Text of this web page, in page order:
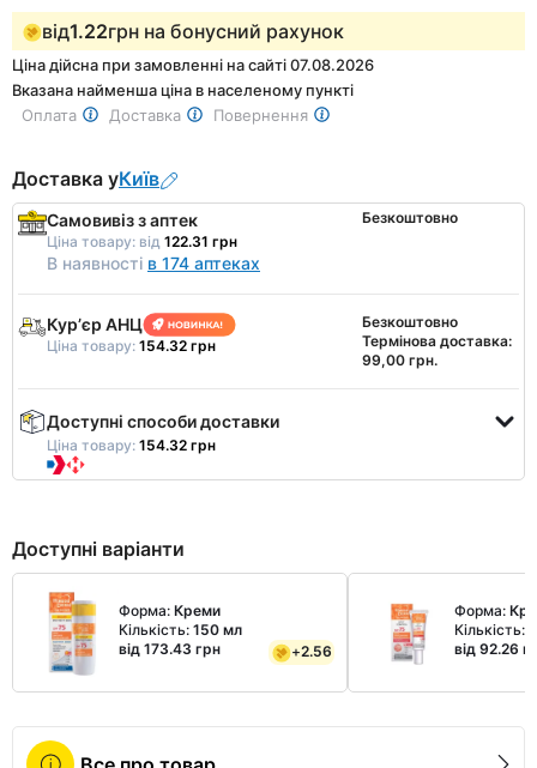
від1.22грн на бонусний рахунок
Ціна дійсна при замовленні на сайті 07.08.2026
Вказана найменша ціна в населеному пункті
Оплата
Доставка Повернення
Доставка уКиїв
Самовивіз з аптек
Ціна товару: від 122.31 грн
В наявності в 174 аптеках
Безкоштовно
Курʼєр АНЦ
Ціна товару: 154.32 грн
Безкоштовно
Термінова доставка:
99,00 грн.
Доступні способи доставки
Ціна товару: 154.32 грн
Доступні варіанти
Форма: Креми
Кількість: 150 мл
від 173.43 грн
+2.56
Форма:
Кількість:
від 92.26